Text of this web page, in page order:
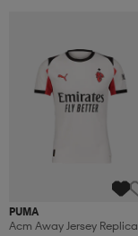
PUMA
Acm Away Jersey Replica